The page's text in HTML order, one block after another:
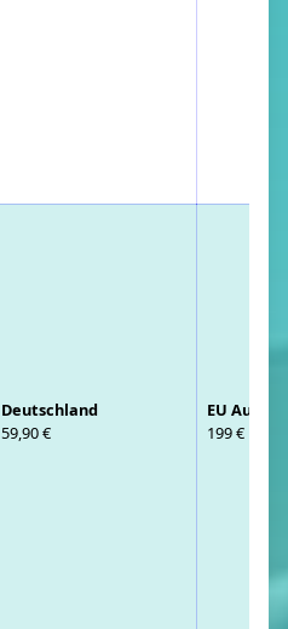
Deutschland
59,90 €
EU
199 €